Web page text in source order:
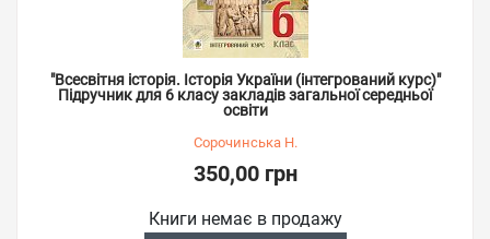
"Всесвітня історія. Історія України (інтегрований курс)"
Підручник для 6 класу закладів загальної середньої
освіти
Сорочинська Н.
350,00 грн
Книги немає в продажу